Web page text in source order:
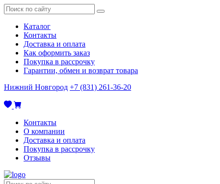
Каталог
Контакты
Доставка и оплата
Как оформить заказ
Покупка в рассрочку
Гарантии, обмен и возврат товара
Нижний Новгород +7 (831) 261-36-20
Контакты
О компании
Доставка и оплата
Покупка в рассрочку
Отзывы